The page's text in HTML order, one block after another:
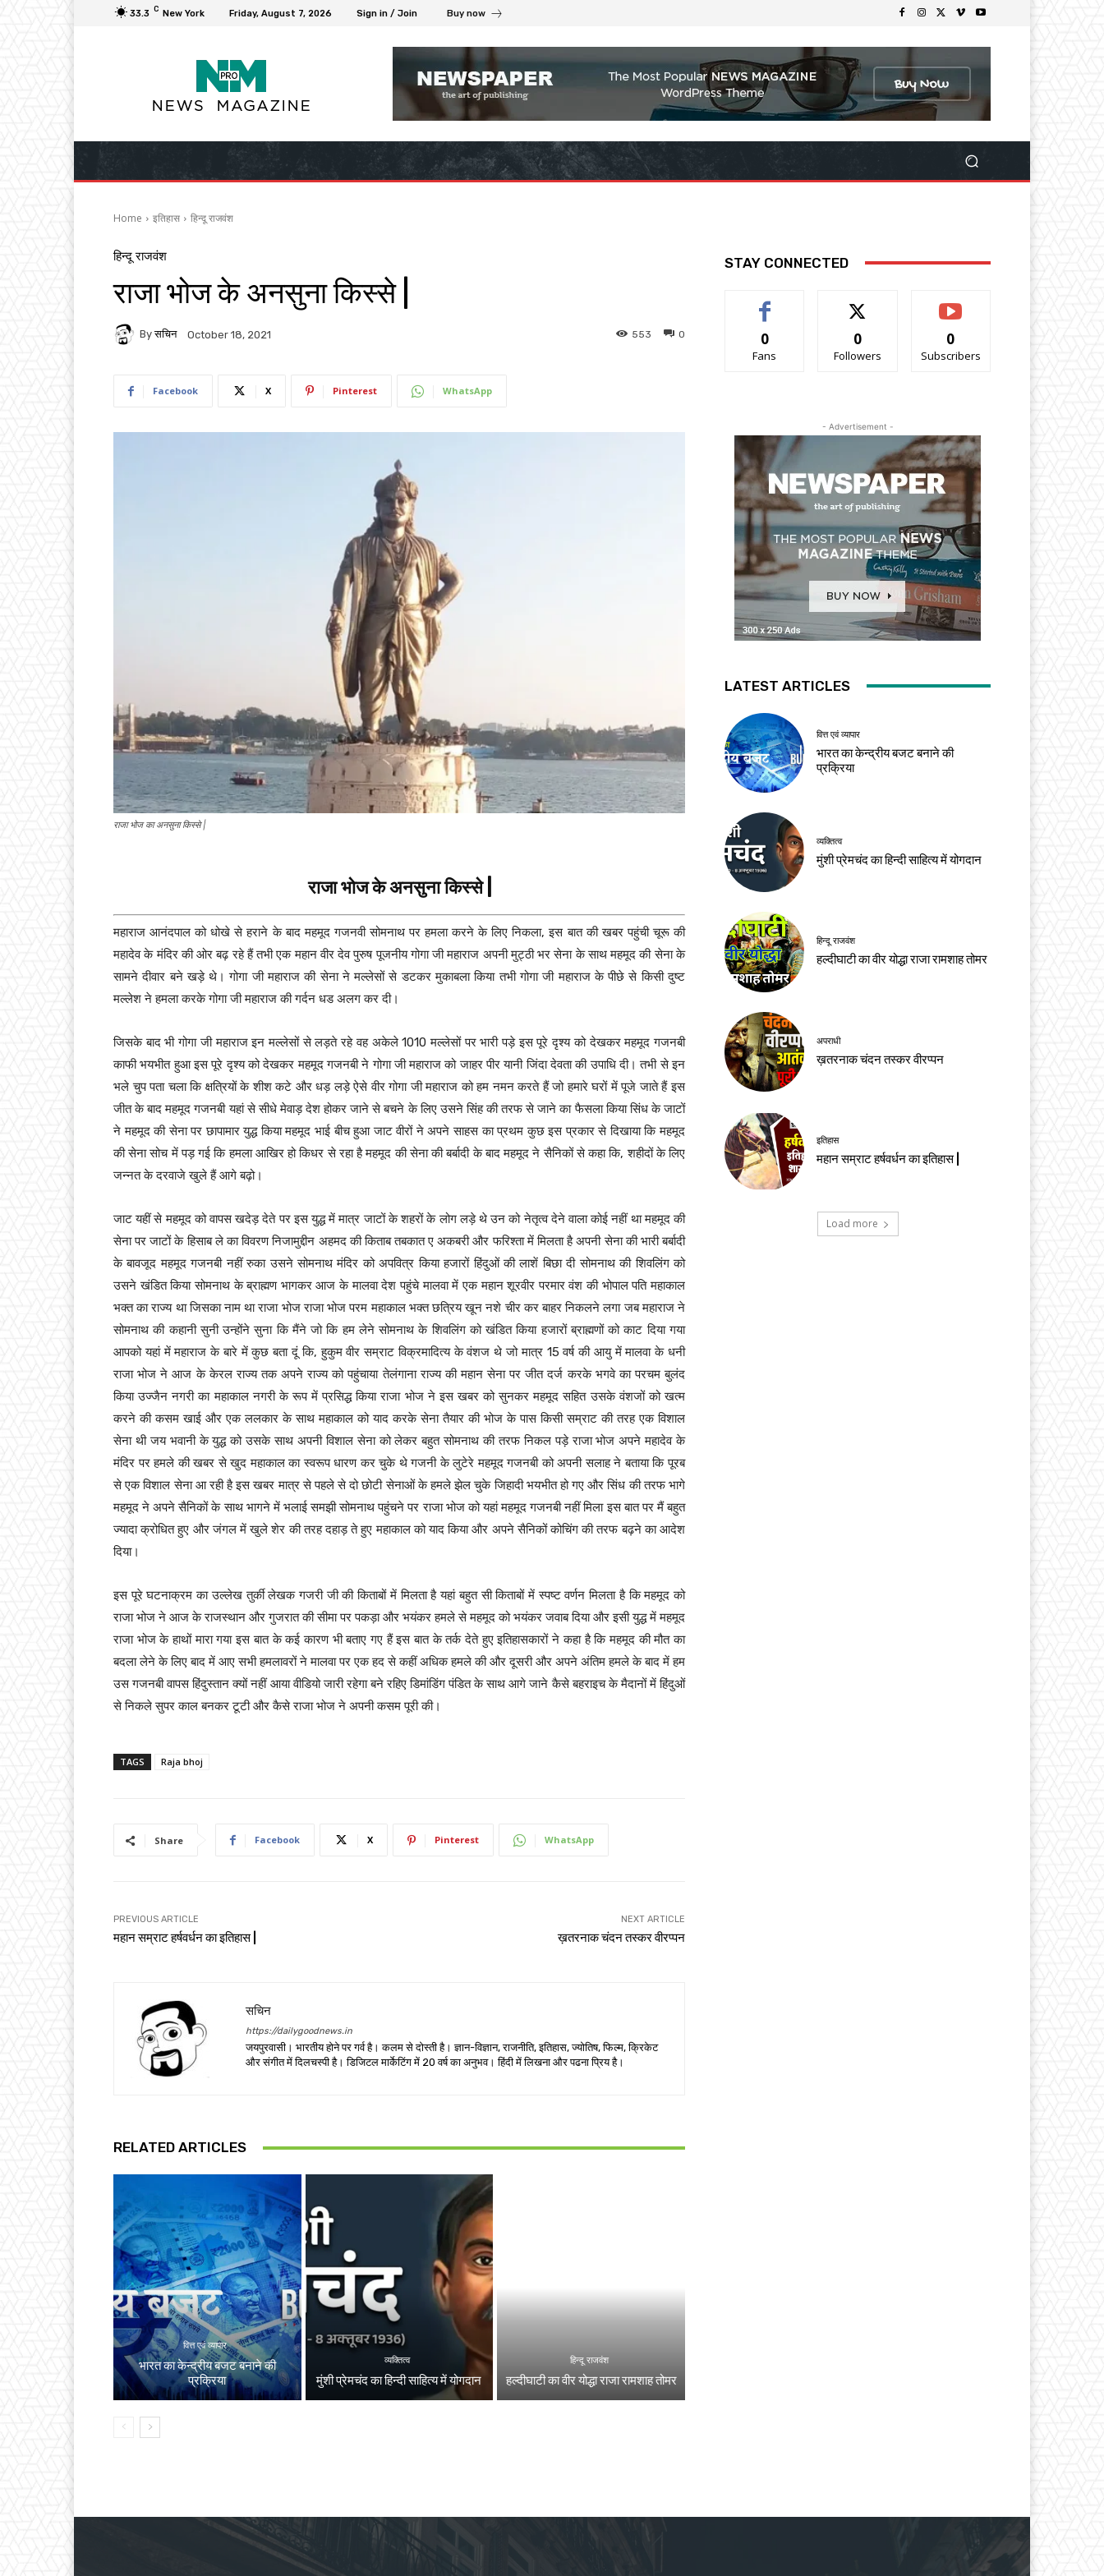
33.3 C New York Friday, August 7, 2026 Sign in / Join Buy now
Home इतिहास हिन्दू राजवंश
हिन्दू राजवंश
राजा भोज के अनसुना किस्से |
By सचिन October 18, 2021 0
553
Facebook X Pinterest WhatsApp
राजा भोज का अनसुना किस्से |
राजा भोज के अनसुना किस्से |
महाराज आनंदपाल को धोखे से हराने के बाद महमूद गजनवी सोमनाथ पर हमला करने के लिए निकला, इस बात की खबर पहुंची चूरू की
महादेव के मंदिर की ओर बढ़ रहे हैं तभी एक महान वीर देव पुरुष पूजनीय गोगा जी महाराज अपनी मुट्ठी भर सेना के साथ महमूद की सेना के
सामने दीवार बने खड़े थे। गोगा जी महाराज की सेना ने मल्लेसों से डटकर मुकाबला किया तभी गोगा जी महाराज के पीछे से किसी दुष्ट
मल्लेश ने हमला करके गोगा जी महाराज की गर्दन धड अलग कर दी।
जिसके बाद भी गोगा जी महाराज इन मल्लेसों से लड़ते रहे वह अकेले 1010 मल्लेसों पर भारी पड़े इस पूरे दृश्य को देखकर महमूद गजनबी
काफी भयभीत हुआ इस पूरे दृश्य को देखकर महमूद गजनबी ने गोगा जी महाराज को जाहर पीर यानी जिंदा देवता की उपाधि दी। तभी से इन
भले चुप पता चला कि क्षत्रियों के शीश कटे और धड़ लड़े ऐसे वीर गोगा जी महाराज को हम नमन करते हैं जो हमारे घरों में पूजे जाते हैं इस
जीत के बाद महमूद गजनबी यहां से सीधे मेवाड़ देश होकर जाने से बचने के लिए उसने सिंह की तरफ से जाने का फैसला किया सिंध के जाटों
ने महमूद की सेना पर छापामार युद्ध किया महमूद भाई बीच हुआ जाट वीरों ने अपने साहस का प्रथम कुछ इस प्रकार से दिखाया कि महमूद
की सेना सोच में पड़ गई कि हमला आखिर हो किधर से रहा है महमूद की सेना की बर्बादी के बाद महमूद ने सैनिकों से कहा कि, शहीदों के लिए
जन्नत के दरवाजे खुले हैं आगे बढ़ो।
जाट यहीं से महमूद को वापस खदेड़ देते पर इस युद्ध में मात्र जाटों के शहरों के लोग लड़े थे उन को नेतृत्व देने वाला कोई नहीं था महमूद की
सेना पर जाटों के हिसाब ले का विवरण निजामुद्दीन अहमद की किताब तबकात ए अकबरी और फरिश्ता में मिलता है अपनी सेना की भारी बर्बादी
के बावजूद महमूद गजनबी नहीं रुका उसने सोमनाथ मंदिर को अपवित्र किया हजारों हिंदुओं की लाशें बिछा दी सोमनाथ की शिवलिंग को
उसने खंडित किया सोमनाथ के ब्राह्मण भागकर आज के मालवा देश पहुंचे मालवा में एक महान शूरवीर परमार वंश की भोपाल पति महाकाल
भक्त का राज्य था जिसका नाम था राजा भोज राजा भोज परम महाकाल भक्त छत्रिय खून नशे चीर कर बाहर निकलने लगा जब महाराज ने
सोमनाथ की कहानी सुनी उन्होंने सुना कि मैंने जो कि हम लेने सोमनाथ के शिवलिंग को खंडित किया हजारों ब्राह्मणों को काट दिया गया
आपको यहां में महाराज के बारे में कुछ बता दूं कि, हुकुम वीर सम्राट विक्रमादित्य के वंशज थे जो मात्र 15 वर्ष की आयु में मालवा के धनी
राजा भोज ने आज के केरल राज्य तक अपने राज्य को पहुंचाया तेलंगाना राज्य की महान सेना पर जीत दर्ज करके भगवे का परचम बुलंद
किया उज्जैन नगरी का महाकाल नगरी के रूप में प्रसिद्ध किया राजा भोज ने इस खबर को सुनकर महमूद सहित उसके वंशजों को खत्म
करने की कसम खाई और एक ललकार के साथ महाकाल को याद करके सेना तैयार की भोज के पास किसी सम्राट की तरह एक विशाल
सेना थी जय भवानी के युद्ध को उसके साथ अपनी विशाल सेना को लेकर बहुत सोमनाथ की तरफ निकल पड़े राजा भोज अपने महादेव के
मंदिर पर हमले की खबर से खुद महाकाल का स्वरूप धारण कर चुके थे गजनी के लुटेरे महमूद गजनबी को अपनी सलाह ने बताया कि पूरब
से एक विशाल सेना आ रही है इस खबर मात्र से पहले से दो छोटी सेनाओं के हमले झेल चुके जिहादी भयभीत हो गए और सिंध की तरफ भागे
महमूद ने अपने सैनिकों के साथ भागने में भलाई समझी सोमनाथ पहुंचने पर राजा भोज को यहां महमूद गजनबी नहीं मिला इस बात पर मैं बहुत
ज्यादा क्रोधित हुए और जंगल में खुले शेर की तरह दहाड़ ते हुए महाकाल को याद किया और अपने सैनिकों कोचिंग की तरफ बढ़ने का आदेश
दिया।
इस पूरे घटनाक्रम का उल्लेख तुर्की लेखक गजरी जी की किताबों में मिलता है यहां बहुत सी किताबों में स्पष्ट वर्णन मिलता है कि महमूद को
राजा भोज ने आज के राजस्थान और गुजरात की सीमा पर पकड़ा और भयंकर हमले से महमूद को भयंकर जवाब दिया और इसी युद्ध में महमूद
राजा भोज के हाथों मारा गया इस बात के कई कारण भी बताए गए हैं इस बात के तर्क देते हुए इतिहासकारों ने कहा है कि महमूद की मौत का
बदला लेने के लिए बाद में आए सभी हमलावरों ने मालवा पर एक हद से कहीं अधिक हमले की और दूसरी और अपने अंतिम हमले के बाद में हम
उस गजनबी वापस हिंदुस्तान क्यों नहीं आया वीडियो जारी रहेगा बने रहिए डिमांडिंग पंडित के साथ आगे जाने कैसे बहराइच के मैदानों में हिंदुओं
से निकले सुपर काल बनकर टूटी और कैसे राजा भोज ने अपनी कसम पूरी की।
TAGS Raja bhoj
Share Facebook X Pinterest WhatsApp
PREVIOUS ARTICLE
महान सम्राट हर्षवर्धन का इतिहास |
NEXT ARTICLE
ख़तरनाक चंदन तस्कर वीरप्पन
सचिन
https://dailygoodnews.in
जयपुरवासी। भारतीय होने पर गर्व है। कलम से दोस्ती है। ज्ञान-विज्ञान, राजनीति, इतिहास, ज्योतिष, फिल्म, क्रिकेट
और संगीत में दिलचस्पी है। डिजिटल मार्केटिंग में 20 वर्ष का अनुभव। हिंदी में लिखना और पढना प्रिय है।
RELATED ARTICLES
वित्त एवं व्यापार
भारत का केन्द्रीय बजट बनाने की
प्रक्रिया
व्यक्तित्व
मुंशी प्रेमचंद का हिन्दी साहित्य में योगदान
हिन्दू राजवंश
हल्दीघाटी का वीर योद्धा राजा रामशाह तोमर
STAY CONNECTED
0
Fans
0
Followers
0
Subscribers
- Advertisement -
LATEST ARTICLES
वित्त एवं व्यापार
भारत का केन्द्रीय बजट बनाने की
प्रक्रिया
व्यक्तित्व
मुंशी प्रेमचंद का हिन्दी साहित्य में योगदान
हिन्दू राजवंश
हल्दीघाटी का वीर योद्धा राजा रामशाह तोमर
अपराधी
ख़तरनाक चंदन तस्कर वीरप्पन
इतिहास
महान सम्राट हर्षवर्धन का इतिहास |
Load more